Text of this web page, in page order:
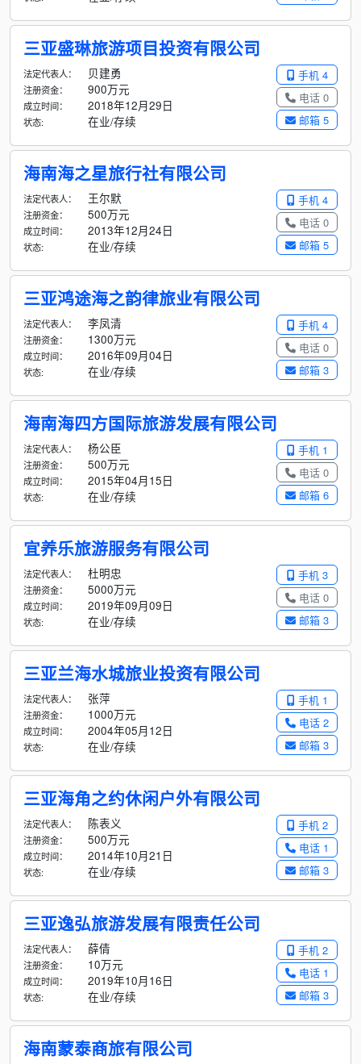
三亚盛琳旅游项目投资有限公司
手机 4
电话 0
邮箱 5
法定代表人： 贝建勇
注册资金： 900万元
成立时间： 2018年12月29日
状态: 在业/存续
海南海之星旅行社有限公司
手机 4
电话 0
邮箱 5
法定代表人： 王尔默
注册资金： 500万元
成立时间： 2013年12月24日
状态: 在业/存续
三亚鸿途海之韵律旅业有限公司
手机 4
电话 0
邮箱 3
法定代表人： 李凤清
注册资金： 1300万元
成立时间： 2016年09月04日
状态: 在业/存续
海南海四方国际旅游发展有限公司
手机 1
电话 0
邮箱 6
法定代表人： 杨公臣
注册资金： 500万元
成立时间： 2015年04月15日
状态: 在业/存续
宜养乐旅游服务有限公司
手机 3
电话 0
邮箱 3
法定代表人： 杜明忠
注册资金： 5000万元
成立时间： 2019年09月09日
状态: 在业/存续
三亚兰海水城旅业投资有限公司
手机 1
电话 2
邮箱 3
法定代表人： 张萍
注册资金： 1000万元
成立时间： 2004年05月12日
状态: 在业/存续
三亚海角之约休闲户外有限公司
手机 2
电话 1
邮箱 3
法定代表人： 陈表义
注册资金： 500万元
成立时间： 2014年10月21日
状态: 在业/存续
三亚逸弘旅游发展有限责任公司
手机 2
电话 1
邮箱 3
法定代表人： 薛倩
注册资金： 10万元
成立时间： 2019年10月16日
状态: 在业/存续
海南蒙泰商旅有限公司